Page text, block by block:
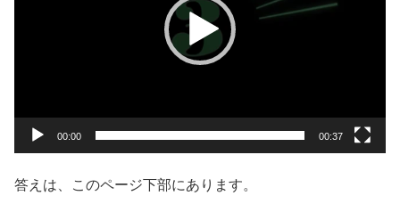
00:00 00:37
答えは、このページ下部にあります。